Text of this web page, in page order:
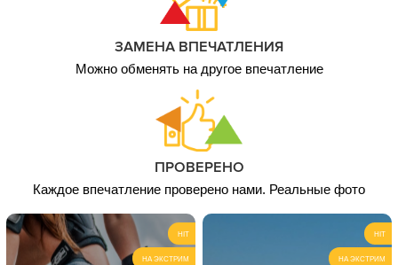
ЗАМЕНА ВПЕЧАТЛЕНИЯ
Можно обменять на другое впечатление
ПРОВЕРЕНО
Каждое впечатление проверено нами. Реальные фото
HIT
НА ЭКСТРИМ
HIT
НА ЭКСТРИМ